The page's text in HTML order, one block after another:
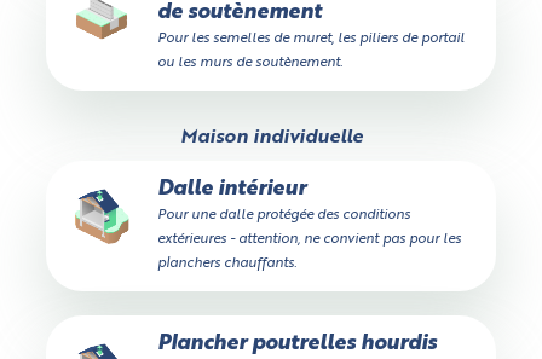
de soutènement
Pour les semelles de muret, les piliers de portail
ou les murs de soutènement.
Maison individuelle
Dalle intérieur
Pour une dalle protégée des conditions
extérieures - attention, ne convient pas pour les
planchers chauffants.
Plancher poutrelles hourdis